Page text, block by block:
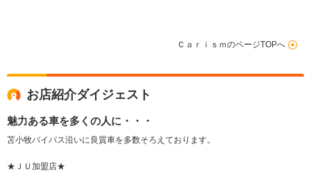
ＣａｒｉｓｍのページTOPへ
お店紹介ダイジェスト
魅力ある車を多くの人に・・・
苫小牧バイパス沿いに良質車を多数そろえております。
★ＪＵ加盟店★